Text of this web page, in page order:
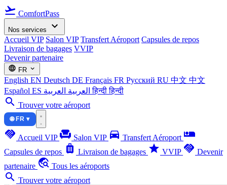
flight_takeoff ComfortPass
Nos services expand_more
Accueil VIP Salon VIP Transfert Aéroport Capsules de repos
Livraison de bagages VVIP
Devenir partenaire
language FR expand_more
English EN Deutsch DE Français FR Русский RU 中文 中文
Español ES العربية العربية हिन्दीहिन्दी
search Trouver votre aéroport
🌐 FR ▾
handshake Accueil VIP chair Salon VIP directions_car Transfert Aéroport airline_seat_individual_suite
Capsules de repos luggage Livraison de bagages star VVIP handshake Devenir
partenaire travel_explore Tous les aéroports
search Trouver votre aéroport